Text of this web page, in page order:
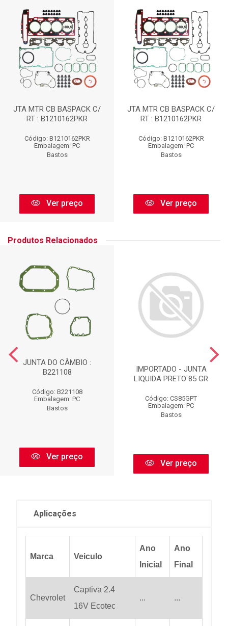
JTA MTR CB BASPACK C/
RT : B1210162PKR
Código: B1210162PKR
Embalagem: PC
Bastos
Ver preço
JTA MTR CB BASPACK C/
RT : B1210162PKR
Código: B1210162PKR
Embalagem: PC
Bastos
Ver preço
Produtos Relacionados
JUNTA DO CÂMBIO :
B221108
Código: B221108
Embalagem: PC
Bastos
Ver preço
IMPORTADO - JUNTA
LIQUIDA PRETO 85 GR
Código: CS85GPT
Embalagem: PC
Bastos
Ver preço
Aplicações
Marca Veiculo
Ano
Inicial
Ano
Final
Chevrolet
Captiva 2.4
16V Ecotec
... ...